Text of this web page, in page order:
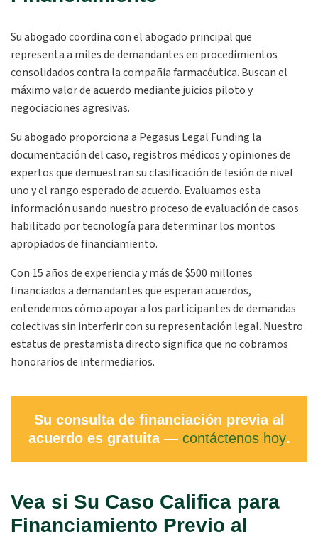
Su abogado coordina con el abogado principal que
representa a miles de demandantes en procedimientos
consolidados contra la compañía farmacéutica. Buscan el
máximo valor de acuerdo mediante juicios piloto y
negociaciones agresivas.
Su abogado proporciona a Pegasus Legal Funding la
documentación del caso, registros médicos y opiniones de
expertos que demuestran su clasificación de lesión de nivel
uno y el rango esperado de acuerdo. Evaluamos esta
información usando nuestro proceso de evaluación de casos
habilitado por tecnología para determinar los montos
apropiados de financiamiento.
Con 15 años de experiencia y más de $500 millones
financiados a demandantes que esperan acuerdos,
entendemos cómo apoyar a los participantes de demandas
colectivas sin interferir con su representación legal. Nuestro
estatus de prestamista directo significa que no cobramos
honorarios de intermediarios.
Su consulta de financiación previa al
acuerdo es gratuita — contáctenos hoy.
Vea si Su Caso Califica para
Financiamiento Previo al